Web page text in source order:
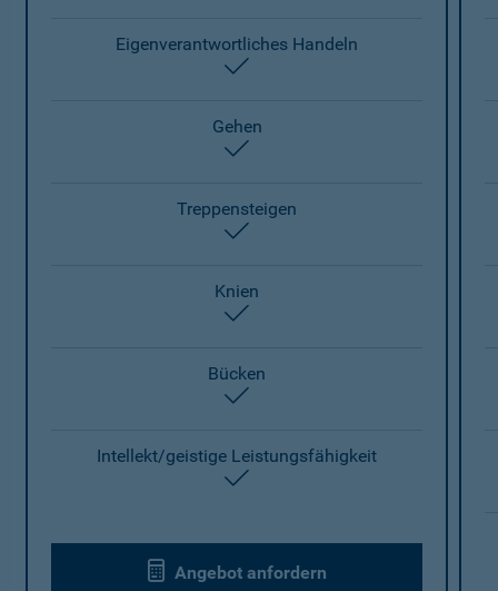
Eigenverantwortliches Handeln
Gehen
Treppensteigen
Knien
Bücken
Intellekt/geistige Leistungsfähigkeit
Angebot anfordern